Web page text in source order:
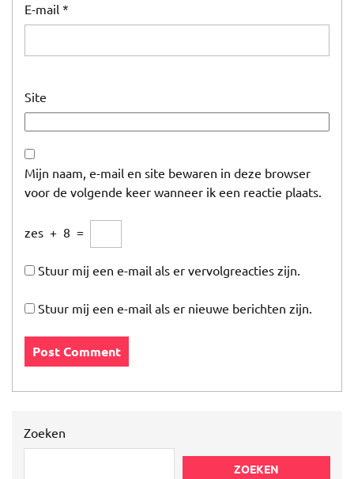
E-mail *
Site
Mijn naam, e-mail en site bewaren in deze browser
voor de volgende keer wanneer ik een reactie plaats.
zes + 8 =
Stuur mij een e-mail als er vervolgreacties zijn.
Stuur mij een e-mail als er nieuwe berichten zijn.
Zoeken
ZOEKEN